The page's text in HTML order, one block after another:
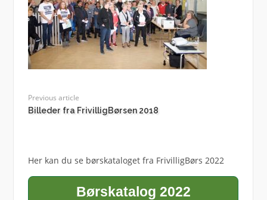
Previous article
Billeder fra FrivilligBørsen 2018
Her kan du se børskataloget fra FrivilligBørs 2022
Børskatalog 2022